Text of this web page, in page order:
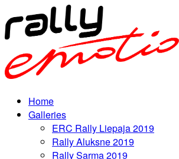
Home
Galleries
ERC Rally Liepaja 2019
Rally Aluksne 2019
Rally Sarma 2019